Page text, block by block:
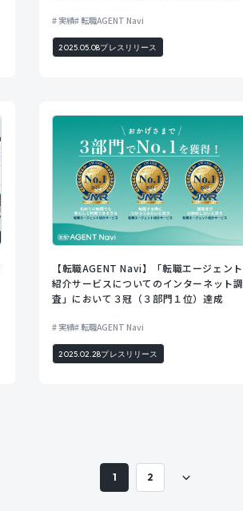
実績 転職AGENT Navi
2025.05.08プレスリリース
【転職AGENT Navi】「転職エージェント
紹介サービスについてのインターネット調
査」において３冠（３部門１位）達成
実績 転職AGENT Navi
2025.02.28プレスリリース
1 2